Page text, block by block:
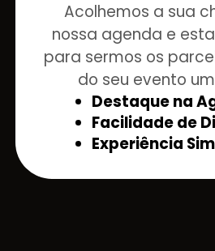
Acolhemos a sua
nossa agenda e
para sermos os
do seu evento
Destaque na
Facilidade de
Experiência